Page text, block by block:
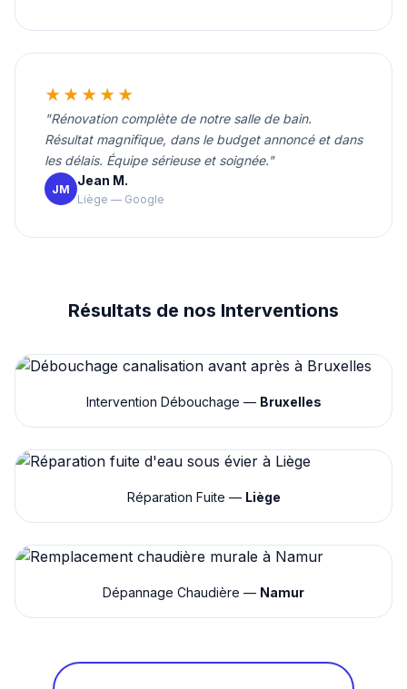
★★★★★
"Rénovation complète de notre salle de bain.
Résultat magnifique, dans le budget annoncé et dans
les délais. Équipe sérieuse et soignée."
JM
Jean M.
Liège — Google
Résultats de nos Interventions
Intervention Débouchage — Bruxelles
Réparation Fuite — Liège
Dépannage Chaudière — Namur